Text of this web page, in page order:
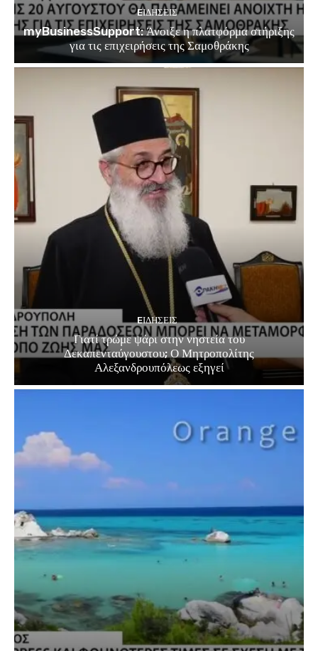
EΙΔΗΣΕΙΣ
myBusinessSupport: Άνοιξε η πλατφόρμα στήριξης
για τις επιχειρήσεις της Σαμοθράκης
EΙΔΗΣΕΙΣ
Γιατί τρώμε ψάρι στην νηστεία του
Δεκαπενταύγουστου; Ο Μητροπολίτης
Αλεξανδρουπόλεως εξηγεί